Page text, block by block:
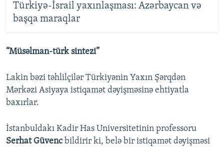
Türkiyə-İsrail yaxınlaşması: Azərbaycan və
başqa maraqlar
“Müsəlman-türk sintezi”
Lakin bəzi təhlilçilər Türkiyənin Yaxın Şərqdən
Mərkəzi Asiyaya istiqamət dəyişməsinə ehtiyatla
baxırlar.
İstanbuldakı Kadir Has Universitetinin professoru
Serhat Güvencbildirir ki, belə bir istiqamət dəyişməsi